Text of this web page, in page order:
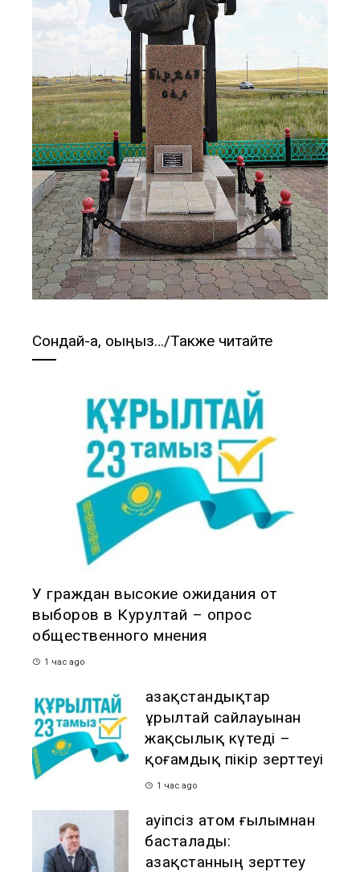
Сондай-ақ, оқыңыз…/Также читайте
У граждан высокие ожидания от
выборов в Курултай – опрос
общественного мнения
1 час ago
Қазақстандықтар
Құрылтай сайлауынан
жақсылық күтеді –
қоғамдық пікір зерттеуі
1 час ago
Қауіпсіз атом ғылымнан
басталады:
Қазақстанның зерттеу